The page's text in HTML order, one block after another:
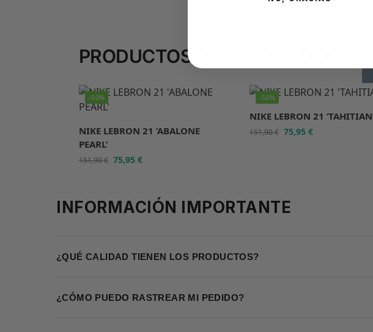
PRODUCTOS RELACIONADOS
-50%
NIKE LEBRON 21 ‘ABALONE
PEARL’
151,90€ 75,95 €
-50%
NIKE LEBRON 21
151,90€ 75,95 €
INFORMACIÓN IMPORTANTE
¿QUÉ CALIDAD TIENEN LOS PRODUCTOS?
¿CÓMO PUEDO RASTREAR MI PEDIDO?